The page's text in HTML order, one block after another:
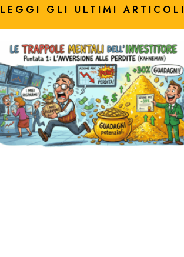
LEGGI GLI ULTIMI ARTICOLI